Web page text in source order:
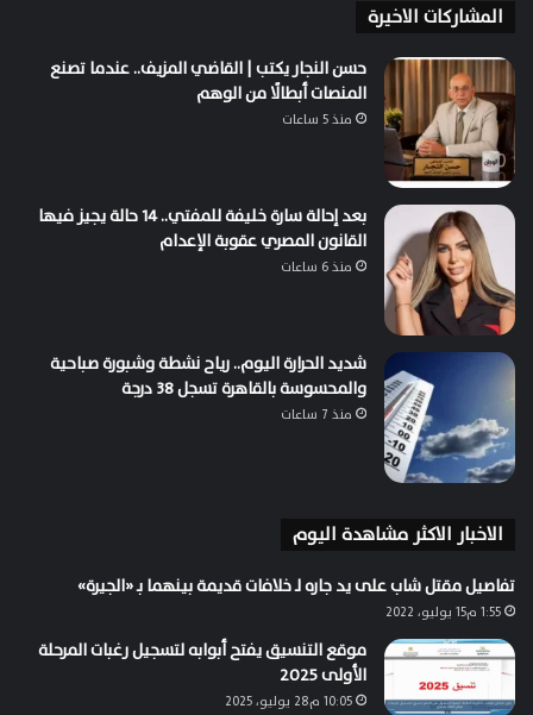
المشاركات الاخيرة
حسن النجار يكتب | القاضي المزيف.. عندما تصنع
المنصات أبطالًا من الوهم
منذ 5 ساعات
بعد إحالة سارة خليفة للمفتي.. 14 حالة يجيز فيها
القانون المصري عقوبة الإعدام
منذ 6 ساعات
شديد الحرارة اليوم.. رياح نشطة وشبورة صباحية
والمحسوسة بالقاهرة تسجل 38 درجة
منذ 7 ساعات
الاخبار الاكثر مشاهدة اليوم
تفاصيل مقتل شاب على يد جاره لـ خلافات قديمة بينهما بـ «الجيرة»
1:55 م15 يوليو، 2022
موقع التنسيق يفتح أبوابه لتسجيل رغبات المرحلة
الأولى 2025
10:05 م28 يوليو، 2025